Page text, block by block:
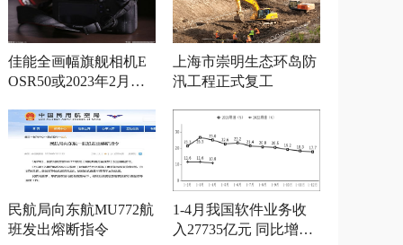
佳能全画幅旗舰相机E
OSR50或2023年2月发
上海市崇明生态环岛防
汛工程正式复工
民航局向东航MU772航
班发出熔断指令
1-4月我国软件业务收
入27735亿元 同比增长1